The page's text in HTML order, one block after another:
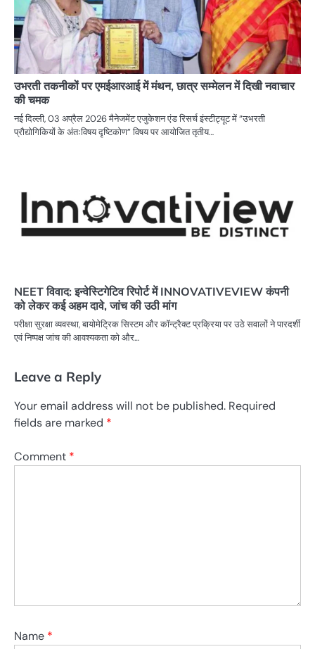
उभरती तकनीकों पर एमईआरआई में मंथन, छात्र सम्मेलन में दिखी नवाचार
की चमक
नई दिल्ली, 03 अप्रैल 2026 मैनेजमेंट एजुकेशन एंड रिसर्च इंस्टीट्यूट में “उभरती
प्रौद्योगिकियों के अंतःविषय दृष्टिकोण” विषय पर आयोजित तृतीय…
NEET विवाद: इन्वेस्टिगेटिव रिपोर्ट में INNOVATIVEVIEW कंपनी
को लेकर कई अहम दावे, जांच की उठी मांग
परीक्षा सुरक्षा व्यवस्था, बायोमेट्रिक सिस्टम और कॉन्ट्रैक्ट प्रक्रिया पर उठे सवालों ने पारदर्शी
एवं निष्पक्ष जांच की आवश्यकता को और…
Leave a Reply
Your email address will not be published. Required
fields are marked *
Comment *
Name *